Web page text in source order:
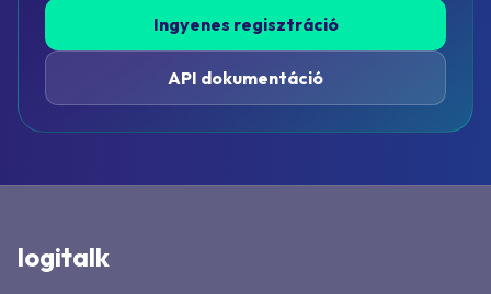
Ingyenes regisztráció
API dokumentáció
logitalk